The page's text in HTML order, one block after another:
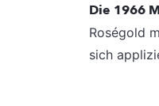
Die 1966
Roségold
sich